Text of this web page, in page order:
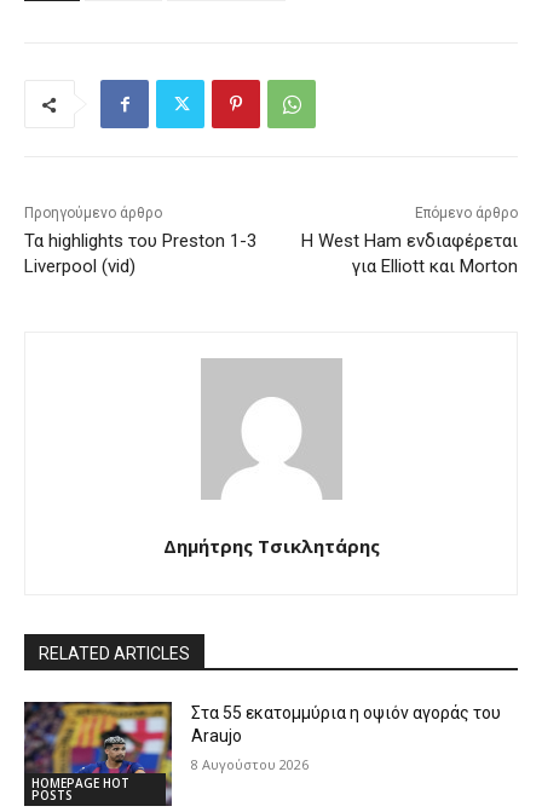
Προηγούμενο άρθρο
Τα highlights του Preston 1-3
Liverpool (vid)
Επόμενο άρθρο
Η West Ham ενδιαφέρεται
για Elliott και Morton
Δημήτρης Τσικλητάρης
RELATED ARTICLES
HOMEPAGE HOT
POSTS
Στα 55 εκατομμύρια η οψιόν αγοράς του
Araujo
8 Αυγούστου 2026